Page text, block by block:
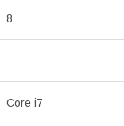
8
Core i7